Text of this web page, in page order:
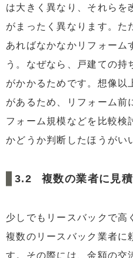
は大きく異なり、それらを
がまったく異なります。た
あればなかなかリフォーム
う。なぜなら、戸建ての持
がかかるためです。想像以
があるため、リフォーム前
フォーム規模などを比較検
かどうか判断したほうがい
複数の業者に見
少しでもリースバックで高
複数のリースバック業者に
す。その際には、金額の交